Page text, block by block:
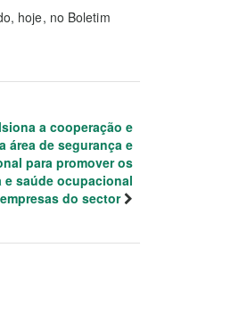
hoje, no Boletim
a cooperação e
área de segurança e
para promover os
saúde ocupacional
do sector